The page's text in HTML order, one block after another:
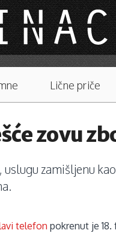
Lične priče
zovu
zamišljenu
telefon pokrenut je 18.